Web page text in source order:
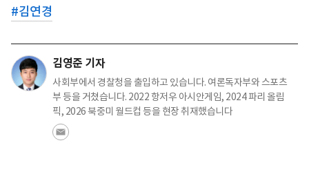
#김연경
김영준 기자
사회부에서 경찰청을 출입하고 있습니다. 여론독자부와 스포츠
부 등을 거쳤습니다. 2022 항저우 아시안게임, 2024 파리 올림
픽, 2026 북중미 월드컵 등을 현장 취재했습니다